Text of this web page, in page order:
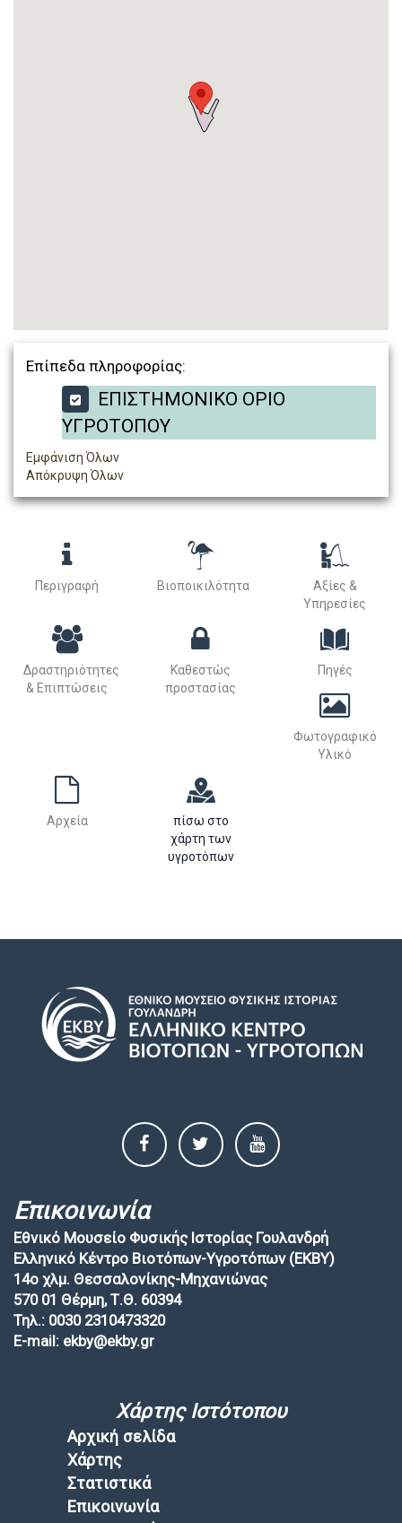
Επίπεδα πληροφορίας:
ΕΠΙΣΤΗΜΟΝΙΚΟ ΟΡΙΟ
ΥΓΡΟΤΟΠΟΥ
Εμφάνιση Όλων
Απόκρυψη Όλων
Περιγραφή Βιοποικιλότητα
Αξίες &
Υπηρεσίες
Δραστηριότητες
& Επιπτώσεις
Καθεστώς
προστασίας
Πηγές
Φωτογραφικό
Υλικό
Αρχεία
πίσω στο
χάρτη των
υγροτόπων
Επικοινωνία
Εθνικό Μουσείο Φυσικής Ιστορίας Γουλανδρή
Ελληνικό Κέντρο Βιοτόπων-Υγροτόπων (EKBY)
14ο χλμ. Θεσσαλονίκης-Μηχανιώνας
570 01 Θέρμη, Τ.Θ. 60394
Τηλ.: 0030 2310473320
E-mail: ekby@ekby.gr
Χάρτης Ιστότοπου
Αρχική σελίδα
Χάρτης
Στατιστικά
Επικοινωνία